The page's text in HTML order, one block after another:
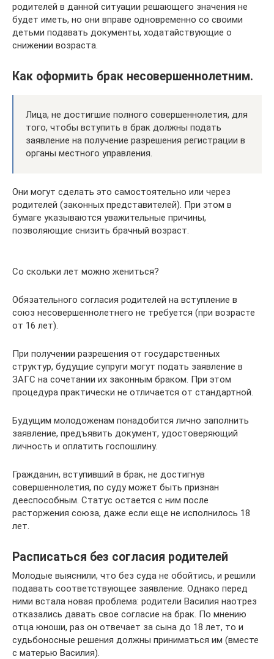
родителей в данной ситуации решающего значения не
будет иметь, но они вправе одновременно со своими
детьми подавать документы, ходатайствующие о
снижении возраста.
Как оформить брак несовершеннолетним.
Лица, не достигшие полного совершеннолетия, для
того, чтобы вступить в брак должны подать
заявление на получение разрешения регистрации в
органы местного управления.
Они могут сделать это самостоятельно или через
родителей (законных представителей). При этом в
бумаге указываются уважительные причины,
позволяющие снизить брачный возраст.
Со скольки лет можно жениться?
Обязательного согласия родителей на вступление в
союз несовершеннолетнего не требуется (при возрасте
от 16 лет).
При получении разрешения от государственных
структур, будущие супруги могут подать заявление в
ЗАГС на сочетании их законным браком. При этом
процедура практически не отличается от стандартной.
Будущим молодоженам понадобится лично заполнить
заявление, предъявить документ, удостоверяющий
личность и оплатить госпошлину.
Гражданин, вступивший в брак, не достигнув
совершеннолетия, по суду может быть признан
дееспособным. Статус остается с ним после
расторжения союза, даже если еще не исполнилось 18
лет.
Расписаться без согласия родителей
Молодые выяснили, что без суда не обойтись, и решили
подавать соответствующее заявление. Однако перед
ними встала новая проблема: родители Василия наотрез
отказались давать свое согласие на брак. По мнению
отца юноши, раз он отвечает за сына до 18 лет, то и
судьбоносные решения должны приниматься им (вместе
с матерью Василия).